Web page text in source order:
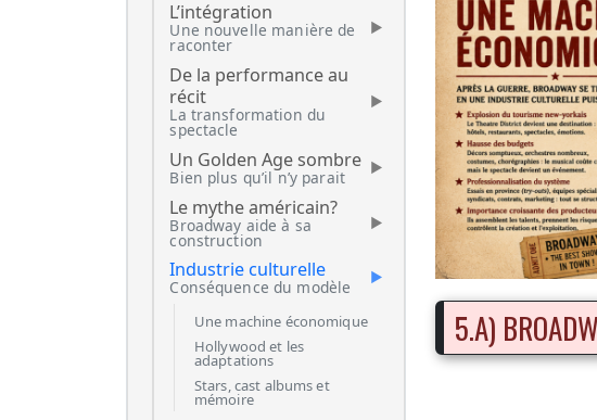
L’intégration
Une nouvelle manière de
raconter
De la performance au
récit
La transformation du
spectacle
Un Golden Age sombre
Bien plus qu’il n’y parait
Le mythe américain?
Broadway aide à sa
construction
Industrie culturelle
Conséquence du modèle
Une machine économique
Hollywood et les
adaptations
Stars, cast albums et
mémoire
5.A)